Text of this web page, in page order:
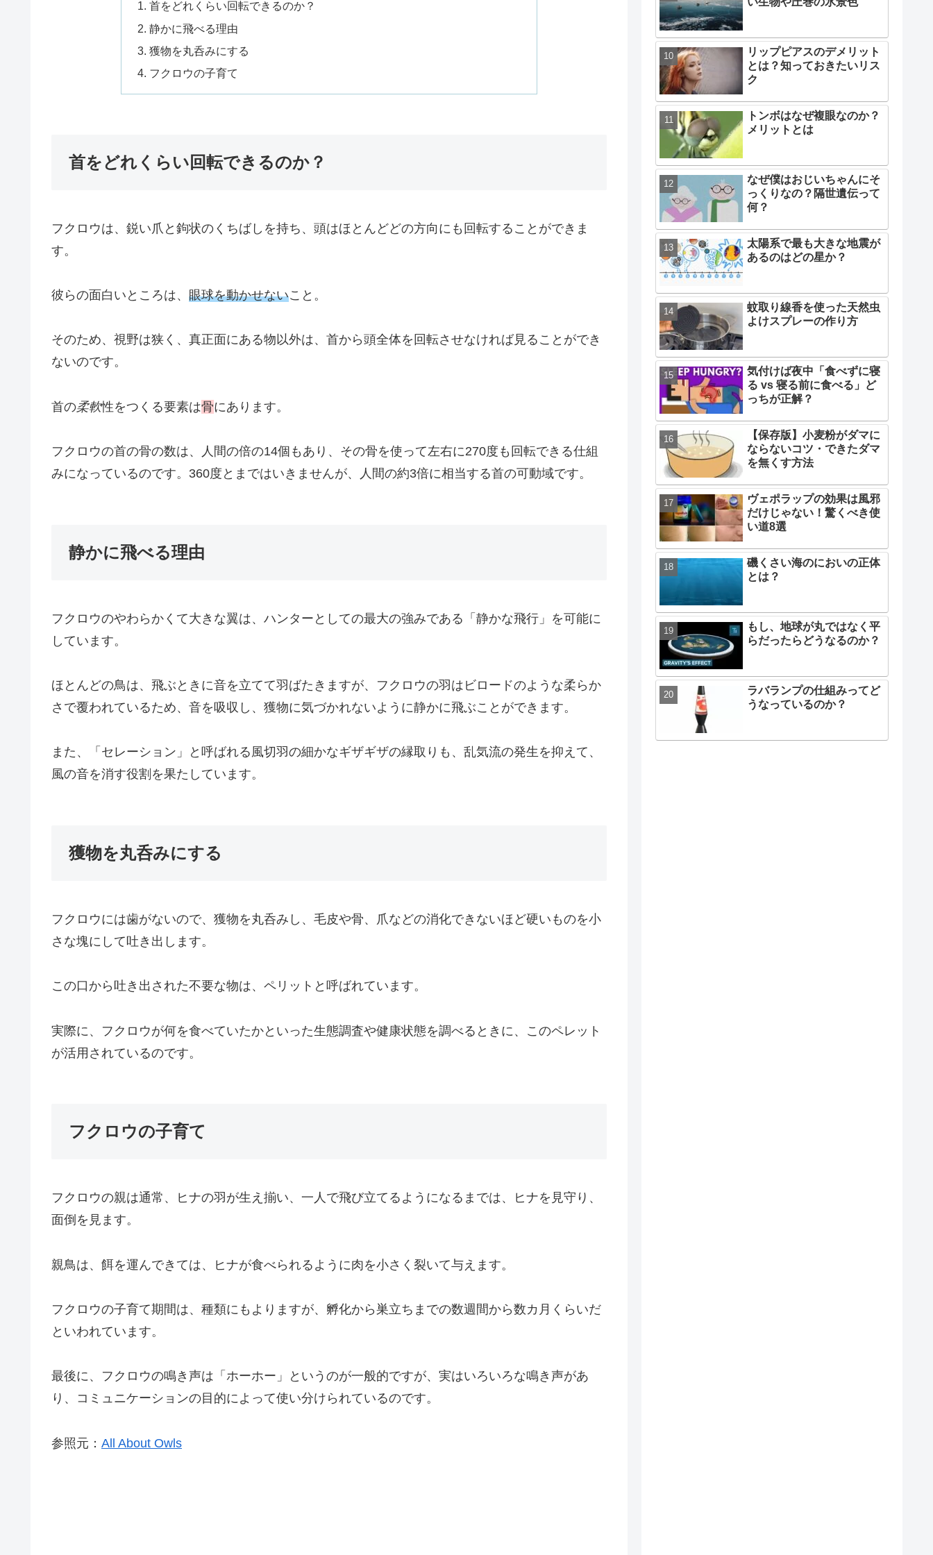
首をどれくらい回転できるのか？
静かに飛べる理由
獲物を丸呑みにする
フクロウの子育て
首をどれくらい回転できるのか？
フクロウは、鋭い爪と鉤状のくちばしを持ち、頭はほとんどどの方向にも回転することができま
す。
彼らの面白いところは、 眼球を動かせないこと。
そのため、視野は狭く、真正面にある物以外は、首から頭全体を回転させなければ見ることができ
ないのです。
首の柔軟性をつくる要素は骨にあります。
フクロウの首の骨の数は、人間の倍の14個もあり、その骨を使って左右に270度も回転できる仕組
みになっているのです。360度とまではいきませんが、人間の約3倍に相当する首の可動域です。
静かに飛べる理由
フクロウのやわらかくて大きな翼は、ハンターとしての最大の強みである「静かな飛行」を可能に
しています。
ほとんどの鳥は、飛ぶときに音を立てて羽ばたきますが、フクロウの羽はビロードのような柔らか
さで覆われているため、音を吸収し、獲物に気づかれないように静かに飛ぶことができます。
また、「セレーション」と呼ばれる風切羽の細かなギザギザの縁取りも、乱気流の発生を抑えて、
風の音を消す役割を果たしています。
獲物を丸呑みにする
フクロウには歯がないので、獲物を丸呑みし、毛皮や骨、爪などの消化できないほど硬いものを小
さな塊にして吐き出します。
この口から吐き出された不要な物は、ペリットと呼ばれています。
実際に、フクロウが何を食べていたかといった生態調査や健康状態を調べるときに、このペレット
が活用されているのです。
フクロウの子育て
フクロウの親は通常、ヒナの羽が生え揃い、一人で飛び立てるようになるまでは、ヒナを見守り、
面倒を見ます。
親鳥は、餌を運んできては、ヒナが食べられるように肉を小さく裂いて与えます。
フクロウの子育て期間は、種類にもよりますが、孵化から巣立ちまでの数週間から数カ月くらいだ
といわれています。
最後に、フクロウの鳴き声は「ホーホー」というのが一般的ですが、実はいろいろな鳴き声があ
り、コミュニケーションの目的によって使い分けられているのです。
参照元： All About Owls
リップピアスのデメリット
とは？知っておきたいリス
ク
トンボはなぜ複眼なのか？
メリットとは
なぜ僕はおじいちゃんにそ
っくりなの？隔世遺伝って
何？
太陽系で最も大きな地震が
あるのはどの星か？
蚊取り線香を使った天然虫
よけスプレーの作り方
気付けば夜中「食べずに寝
る vs 寝る前に食べる」ど
っちが正解？
【保存版】小麦粉がダマに
ならないコツ・できたダマ
を無くす方法
ヴェポラップの効果は風邪
だけじゃない！驚くべき使
い道8選
磯くさい海のにおいの正体
とは？
もし、地球が丸ではなく平
らだったらどうなるのか？
ラバランプの仕組みってど
うなっているのか？